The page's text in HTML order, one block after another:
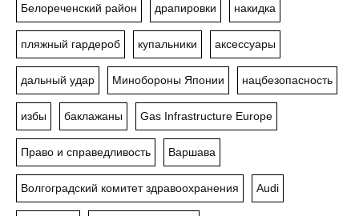
Белореченский район драпировки накидка
пляжный гардероб купальники аксессуары
дальный удар Минобороны Японии нацбезопасность
избы баклажаны Gas Infrastructure Europe
Право и справедливость Варшава
Волгоградский комитет здравоохранения Audi